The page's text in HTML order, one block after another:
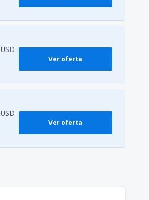
USD
Ver oferta
USD
Ver oferta